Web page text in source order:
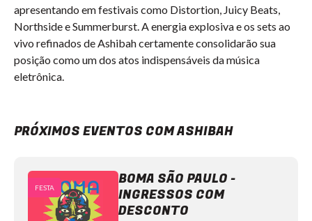
apresentando em festivais como Distortion, Juicy Beats,
Northside e Summerburst. A energia explosiva e os sets ao
vivo refinados de Ashibah certamente consolidarão sua
posição como um dos atos indispensáveis da música
eletrônica.
PRÓXIMOS EVENTOS COM ASHIBAH
FESTA
BOMA SÃO PAULO -
INGRESSOS COM
DESCONTO